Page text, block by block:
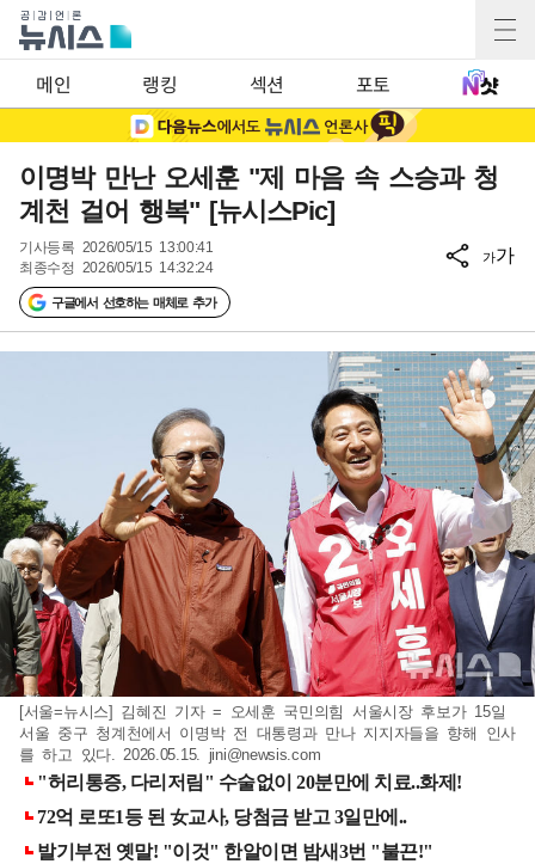
메인 랭킹 섹션 포토
이명박 만난 오세훈 "제 마음 속 스승과 청
계천 걸어 행복" [뉴시스Pic]
기사등록 2026/05/15 13:00:41
최종수정 2026/05/15 14:32:24
구글에서 선호하는 매체로 추가
가가
[서울=뉴시스] 김혜진 기자 = 오세훈 국민의힘 서울시장 후보가 15일
서울 중구 청계천에서 이명박 전 대통령과 만나 지지자들을 향해 인사
를 하고 있다. 2026.05.15. jini@newsis.com